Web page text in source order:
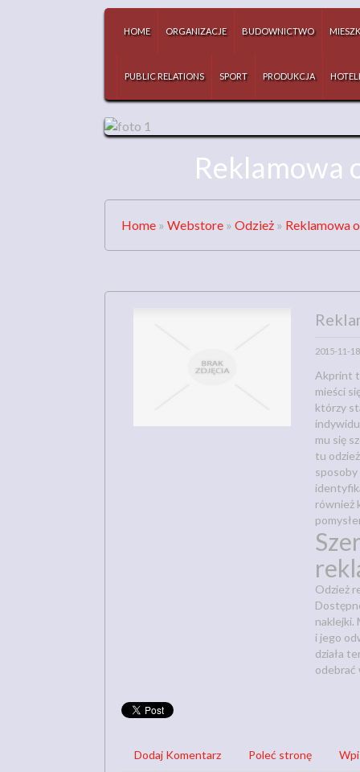
HOME ORGANIZACJE BUDOWNICTWO
PUBLIC RELATIONS SPORT PRODUKCJA
Reklamowa
Home » Webstore » Odzież » Reklamowa
2015-11-18
Akprint
mieści
którzy
mu się
tu
sposoby
również
Odzież
naklejki.
i jego
działa
odebrać
Dodaj Komentarz Poleć stronę